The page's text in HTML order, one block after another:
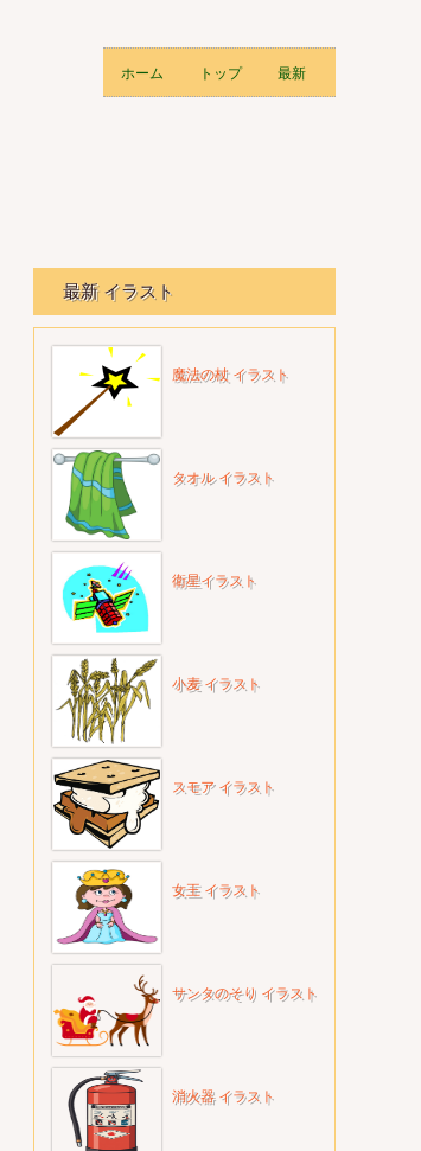
ホーム トップ 最新
最新 イラスト
魔法の杖 イラスト
タオル イラスト
衛星イラスト
小麦 イラスト
スモア イラスト
女王 イラスト
サンタのそり イラスト
消火器 イラスト